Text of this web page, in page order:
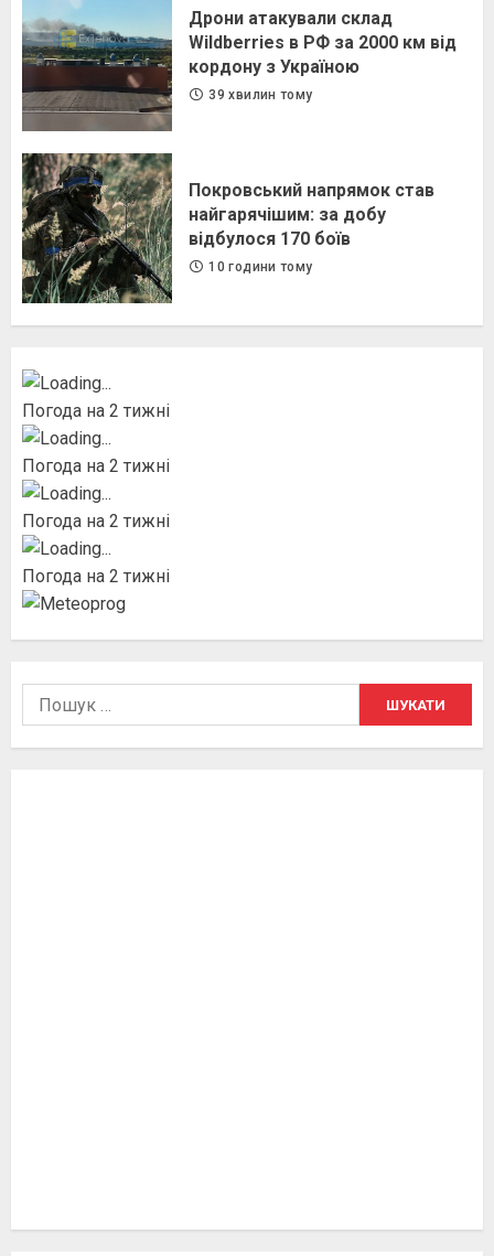
Дрони атакували склад
Wildberries в РФ за 2000 км від
кордону з Україною
39 хвилин тому
Покровський напрямок став
найгарячішим: за добу
відбулося 170 боїв
10 години тому
Погода на 2 тижні
Погода на 2 тижні
Погода на 2 тижні
Погода на 2 тижні
Пошук: